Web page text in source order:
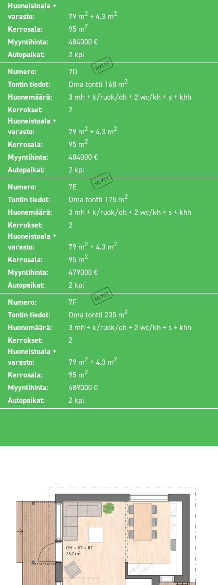
Huoneistoala +
varasto:
79 m2 + 4.3 m2
Kerrosala: 95 m2
Myyntihinta:
484000 €
Autopaikat:
2 kpl
Numero:
7D Myyty
Tontin tiedot: Oma tontti 168 m2
Huonemäärä:
3 mh + k/ruok/oh + 2 wc/kh + s + khh
Kerrokset:
2
Huoneistoala +
varasto:
79 m2 + 4.3 m2
Kerrosala: 95 m2
Myyntihinta:
484000 €
Autopaikat:
2 kpl
Numero:
7E Myyty
Tontin tiedot: Oma tontti 175 m2
Huonemäärä:
3 mh + k/ruok/oh + 2 wc/kh + s + khh
Kerrokset:
2
Huoneistoala +
varasto:
79 m2 + 4.3 m2
Kerrosala: 95 m2
Myyntihinta:
479000 €
Autopaikat:
2 kpl
Numero:
7F Myyty
Tontin tiedot: Oma tontti 235 m2
Huonemäärä:
3 mh + k/ruok/oh + 2 wc/kh + s + khh
Kerrokset:
2
Huoneistoala +
varasto:
79 m2 + 4.3 m2
Kerrosala: 95 m2
Myyntihinta:
489000 €
Autopaikat:
2 kpl